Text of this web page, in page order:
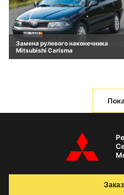
Замена рулевого наконечника
Mitsubishi Carisma